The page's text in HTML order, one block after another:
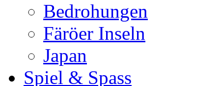
Bedrohungen
Färöer Inseln
Japan
Spiel & Spass